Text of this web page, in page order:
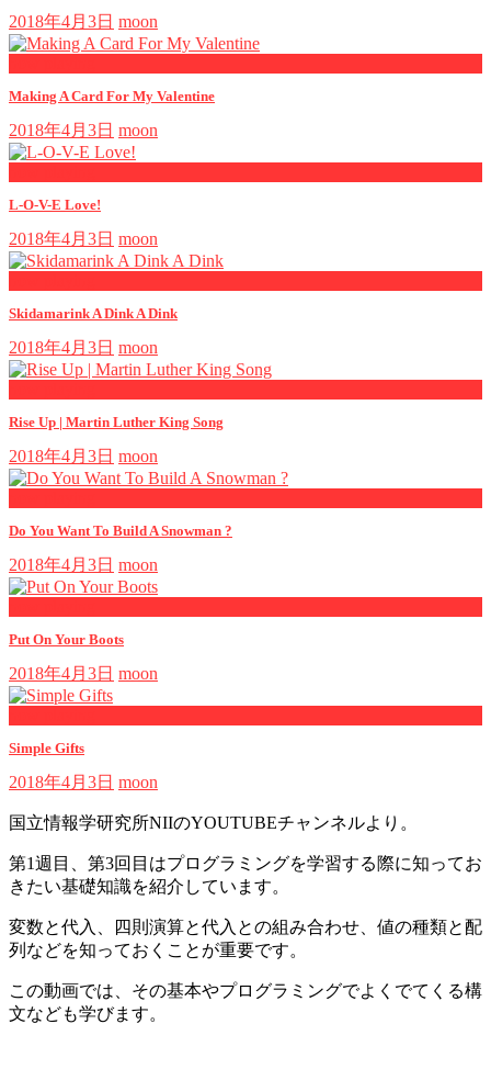
2018年4月3日 moon
Making A Card For My Valentine
2018年4月3日 moon
L-O-V-E Love!
2018年4月3日 moon
Skidamarink A Dink A Dink
2018年4月3日 moon
Rise Up | Martin Luther King Song
2018年4月3日 moon
Do You Want To Build A Snowman ?
2018年4月3日 moon
Put On Your Boots
2018年4月3日 moon
Simple Gifts
2018年4月3日 moon
国立情報学研究所NIIのYOUTUBEチャンネルより。
第1週目、第3回目はプログラミングを学習する際に知ってお
きたい基礎知識を紹介しています。
変数と代入、四則演算と代入との組み合わせ、値の種類と配
列などを知っておくことが重要です。
この動画では、その基本やプログラミングでよくでてくる構
文なども学びます。